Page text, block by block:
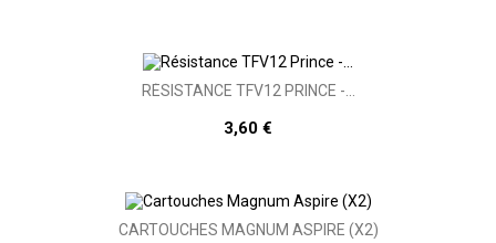
RÉSISTANCE TFV12 PRINCE -...
3,60 €
CARTOUCHES MAGNUM ASPIRE (X2)